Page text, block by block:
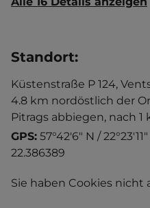
Standort:
Küstenstraße P 124,
4.8 km nordöstlich der
Pitrags abbiegen, nach
GPS: 57°42'6" N / 22°23'11"
22.386389
Sie haben Cookies nicht